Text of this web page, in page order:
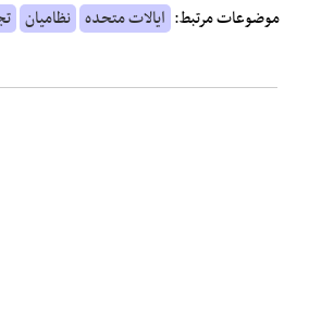
موضوعات مرتبط: ایالات متحده نظامیان